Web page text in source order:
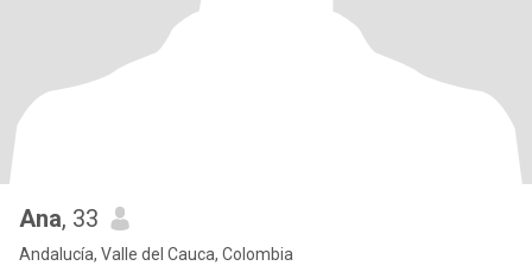
Ana, 33
Andalucía, Valle del Cauca, Colombia